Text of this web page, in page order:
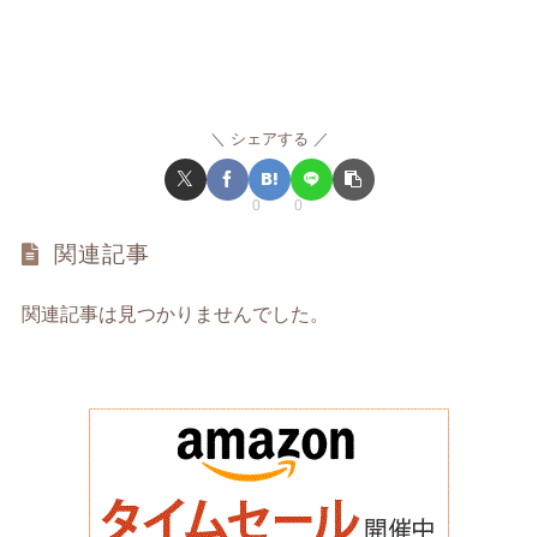
シェアする
0 0
関連記事
関連記事は見つかりませんでした。